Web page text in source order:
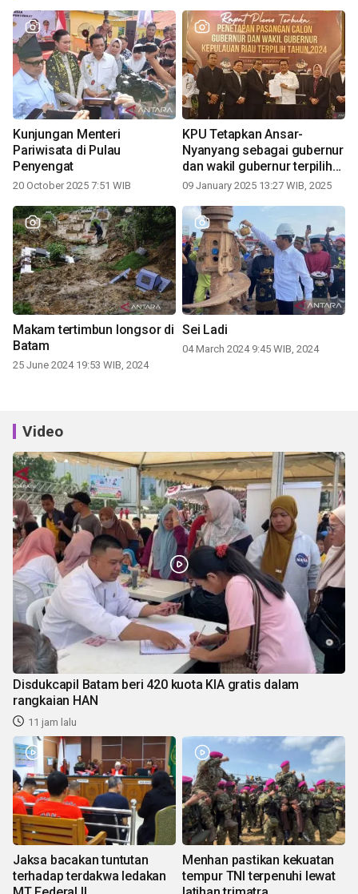
Kunjungan Menteri
Pariwisata di Pulau
Penyengat
20 October 2025 7:51 WIB
KPU Tetapkan Ansar-
Nyanyang sebagai gubernur
dan wakil gubernur terpilih
periode 2025-2030
09 January 2025 13:27 WIB, 2025
Makam tertimbun longsor di
Batam
25 June 2024 19:53 WIB, 2024
Sei Ladi
04 March 2024 9:45 WIB, 2024
Video
Disdukcapil Batam beri 420 kuota KIA gratis dalam
rangkaian HAN
11 jam lalu
Jaksa bacakan tuntutan
terhadap terdakwa ledakan
Menhan pastikan kekuatan
tempur TNI terpenuhi lewat